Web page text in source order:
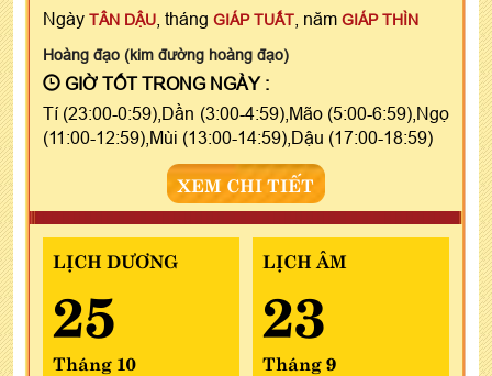
Ngày TÂN DẬU , tháng GIÁP TUẤT , năm GIÁP THÌN
Hoàng đạo (kim đường hoàng đạo)
GIỜ TỐT TRONG NGÀY :
Tí (23:00-0:59),Dần (3:00-4:59),Mão (5:00-6:59),Ngọ
(11:00-12:59),Mùi (13:00-14:59),Dậu (17:00-18:59)
XEM CHI TIẾT
LỊCH DƯƠNG
25
Tháng 10
LỊCH ÂM
23
Tháng 9